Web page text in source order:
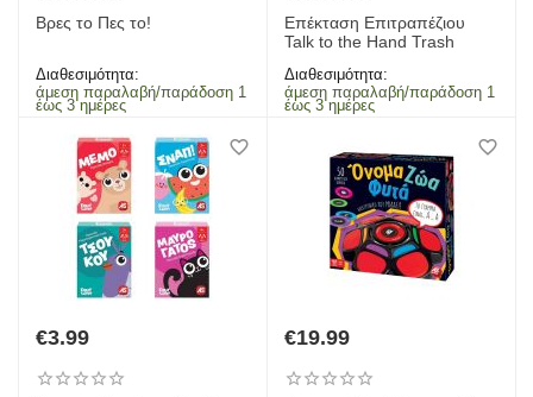
Βρες το Πες το!
Διαθεσιμότητα:
άμεση παραλαβή/παράδοση 1
έως 3 ημέρες
Επέκταση​ Επιτραπέζιου
Talk to the Hand Trash
Διαθεσιμότητα:
άμεση παραλαβή/παράδοση 1
έως 3 ημέρες
€3.99 €19.99